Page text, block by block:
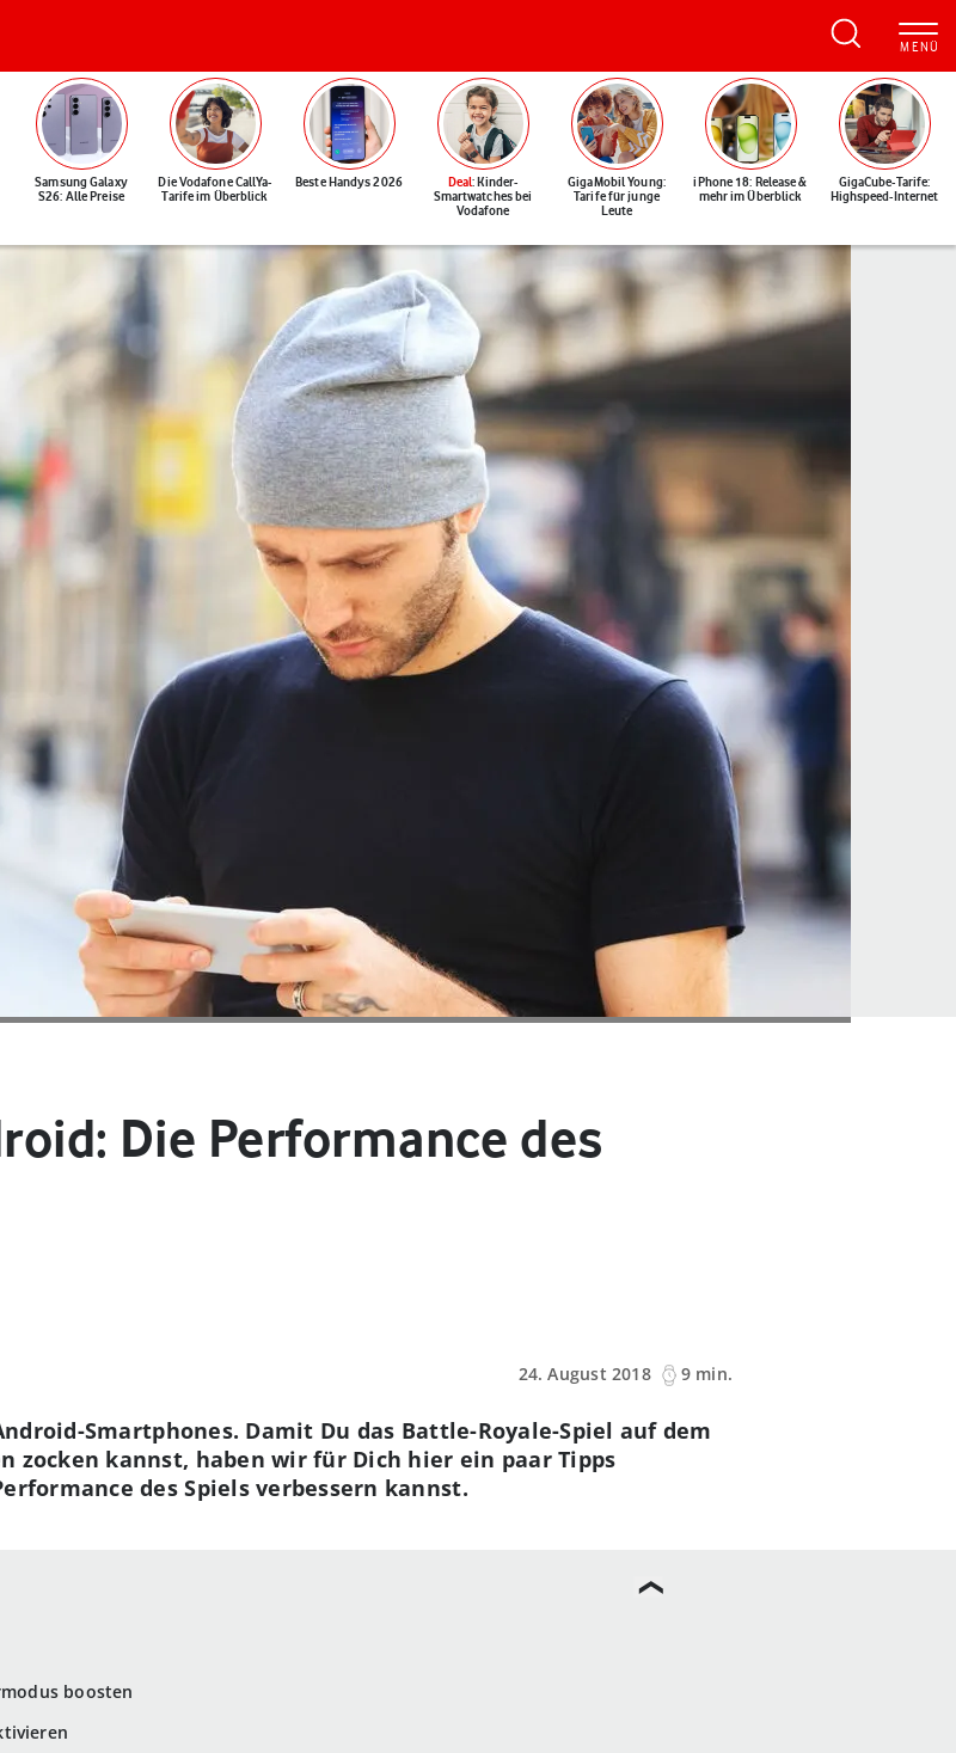
Samsung Galaxy
S26: Alle Preise
Die Vodafone CallYa-
Tarife im Überblick
Beste Handys 2026 Deal: Kinder-
Smartwatches bei
Vodafone
GigaMobil Young:
Tarife für junge
Leute
iPhone 18: Release &
mehr im Überblick
GigaCube-Tarife:
Highspeed-Internet
Die Performance des
24. August 2018
9 min.
boosten
Smartphones. Damit Du das Battle-Royale-Spiel auf dem
zocken kannst, haben wir für Dich hier ein paar Tipps
des Spiels verbessern kannst.